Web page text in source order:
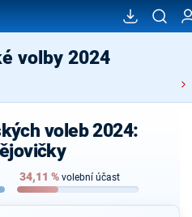
volby 2024
voleb 2024:
34,11 % volební účast